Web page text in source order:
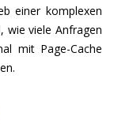
einer komplexen
wie viele Anfragen
mit Page-Cache